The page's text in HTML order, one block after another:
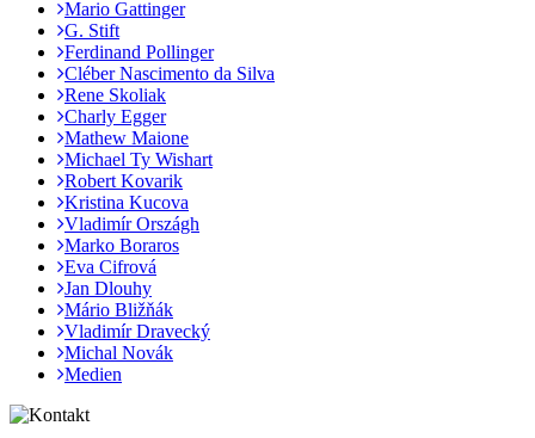
Mario Gattinger
G. Stift
Ferdinand Pollinger
Cléber Nascimento da Silva
Rene Skoliak
Charly Egger
Mathew Maione
Michael Ty Wishart
Robert Kovarik
Kristina Kucova
Vladimír Országh
Marko Boraros
Eva Cifrová
Jan Dlouhy
Mário Bližňák
Vladimír Dravecký
Michal Novák
Medien